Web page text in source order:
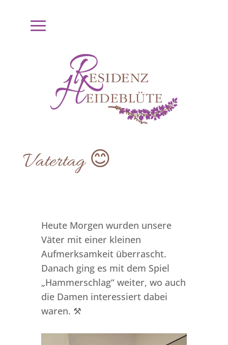
Vatertag 😊
Heute Morgen wurden unsere
Väter mit einer kleinen
Aufmerksamkeit überrascht.
Danach ging es mit dem Spiel
„Hammerschlag“ weiter, wo auch
die Damen interessiert dabei
waren. ⚒️